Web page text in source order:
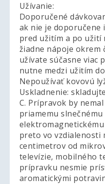
Užívanie:
Doporučené
ak nie je doporučene
pred užitím a po
žiadne nápoje okrem
užívate súčasne viac
nutne medzi užitím
Nepoužívať kovovú
Uskladnenie:
C. Prípravok by
priamemu
preto vo vzdialenosti
centimetrov od
televízie, mobilného
prípravku nesmie
aromatickými